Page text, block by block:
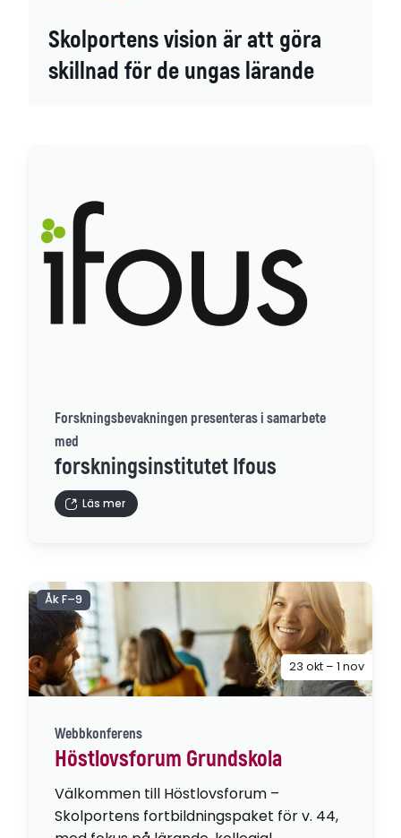
Skolportens vision är att göra
skillnad för de ungas lärande
Forskningsbevakningen presenteras i samarbete
med
forskningsinstitutet Ifous
Läs mer
Webbkonferens
Höstlovsforum Grundskola
Välkommen till Höstlovsforum –
Skolportens fortbildningspaket för v. 44,
Åk F–9
23 okt – 1 nov